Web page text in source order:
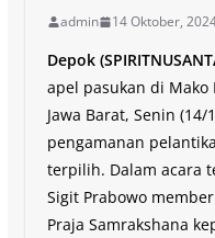
admin 14 Oktober,
Depok
apel pasukan di Mako
Jawa Barat, Senin
pengamanan
terpilih. Dalam acara
Sigit Prabowo
Praja Samrakshana